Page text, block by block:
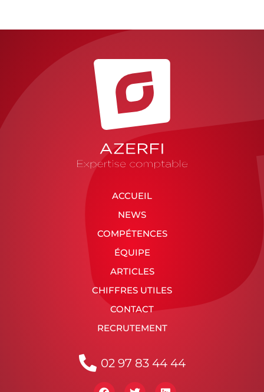
ACCUEIL
NEWS
COMPÉTENCES
ÉQUIPE
ARTICLES
CHIFFRES UTILES
CONTACT
RECRUTEMENT
02 97 83 44 44